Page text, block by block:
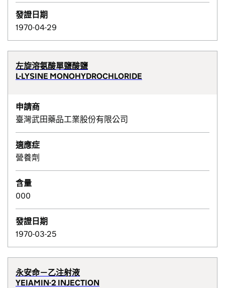
發證日期
1970-04-29
左旋溶氨酸單鹽酸鹽
L-LYSINE MONOHYDROCHLORIDE
申請商
臺灣武田藥品工業股份有限公司
適應症
營養劑
含量
000
發證日期
1970-03-25
永安命－乙注射液
YEIAMIN-2 INJECTION